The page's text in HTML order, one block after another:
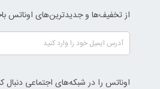
از تخفیف‌ها و جدیدترین‌های اوناتس
اوناتس را در شبکه‌های اجتماعی دنبال